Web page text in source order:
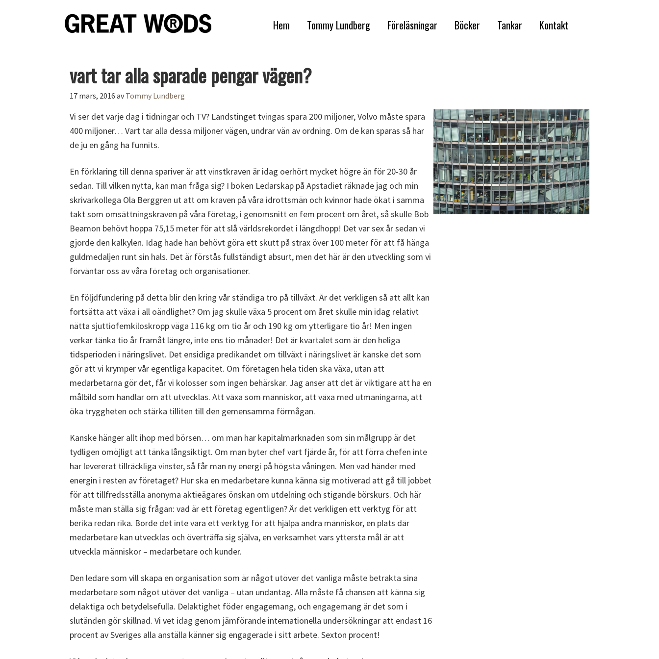
Hem Tommy Lundberg Föreläsningar Böcker Tankar Kontakt
vart tar alla sparade pengar vägen?
17 mars, 2016 avTommy Lundberg
Vi ser det varje dag i tidningar och TV? Landstinget tvingas spara 200 miljoner, Volvo måste spara
400 miljoner… Vart tar alla dessa miljoner vägen, undrar vän av ordning. Om de kan sparas så har
de ju en gång ha funnits.
En förklaring till denna spariver är att vinstkraven är idag oerhört mycket högre än för 20-30 år
sedan. Till vilken nytta, kan man fråga sig? I boken Ledarskap på Apstadiet räknade jag och min
skrivarkollega Ola Berggren ut att om kraven på våra idrottsmän och kvinnor hade ökat i samma
takt som omsättningskraven på våra företag, i genomsnitt en fem procent om året, så skulle Bob
Beamon behövt hoppa 75,15 meter för att slå världsrekordet i längdhopp! Det var sex år sedan vi
gjorde den kalkylen. Idag hade han behövt göra ett skutt på strax över 100 meter för att få hänga
guldmedaljen runt sin hals. Det är förstås fullständigt absurt, men det här är den utveckling som vi
förväntar oss av våra företag och organisationer.
En följdfundering på detta blir den kring vår ständiga tro på tillväxt. Är det verkligen så att allt kan
fortsätta att växa i all oändlighet? Om jag skulle växa 5 procent om året skulle min idag relativt
nätta sjuttiofemkiloskropp väga 116 kg om tio år och 190 kg om ytterligare tio år! Men ingen
verkar tänka tio år framåt längre, inte ens tio månader! Det är kvartalet som är den heliga
tidsperioden i näringslivet. Det ensidiga predikandet om tillväxt i näringslivet är kanske det som
gör att vi krymper vår egentliga kapacitet. Om företagen hela tiden ska växa, utan att
medarbetarna gör det, får vi kolosser som ingen behärskar. Jag anser att det är viktigare att ha en
målbild som handlar om att utvecklas. Att växa som människor, att växa med utmaningarna, att
öka tryggheten och stärka tilliten till den gemensamma förmågan.
Kanske hänger allt ihop med börsen… om man har kapitalmarknaden som sin målgrupp är det
tydligen omöjligt att tänka långsiktigt. Om man byter chef vart fjärde år, för att förra chefen inte
har levererat tillräckliga vinster, så får man ny energi på högsta våningen. Men vad händer med
energin i resten av företaget? Hur ska en medarbetare kunna känna sig motiverad att gå till jobbet
för att tillfredsställa anonyma aktieägares önskan om utdelning och stigande börskurs. Och här
måste man ställa sig frågan: vad är ett företag egentligen? Är det verkligen ett verktyg för att
berika redan rika. Borde det inte vara ett verktyg för att hjälpa andra människor, en plats där
medarbetare kan utvecklas och överträffa sig själva, en verksamhet vars yttersta mål är att
utveckla människor – medarbetare och kunder.
Den ledare som vill skapa en organisation som är något utöver det vanliga måste betrakta sina
medarbetare som något utöver det vanliga – utan undantag. Alla måste få chansen att känna sig
delaktiga och betydelsefulla. Delaktighet föder engagemang, och engagemang är det som i
slutänden gör skillnad. Vi vet idag genom jämförande internationella undersökningar att endast 16
procent av Sveriges alla anställa känner sig engagerade i sitt arbete. Sexton procent!